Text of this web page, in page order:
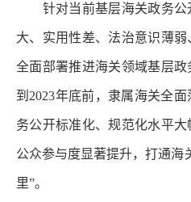
针对当前基层海关政务公
大、实用性差、法治意识薄弱
全面部署推进海关领域基层政
到2023年底前，隶属海关全
务公开标准化、规范化水平
公众参与度显著提升，打通海
里”。